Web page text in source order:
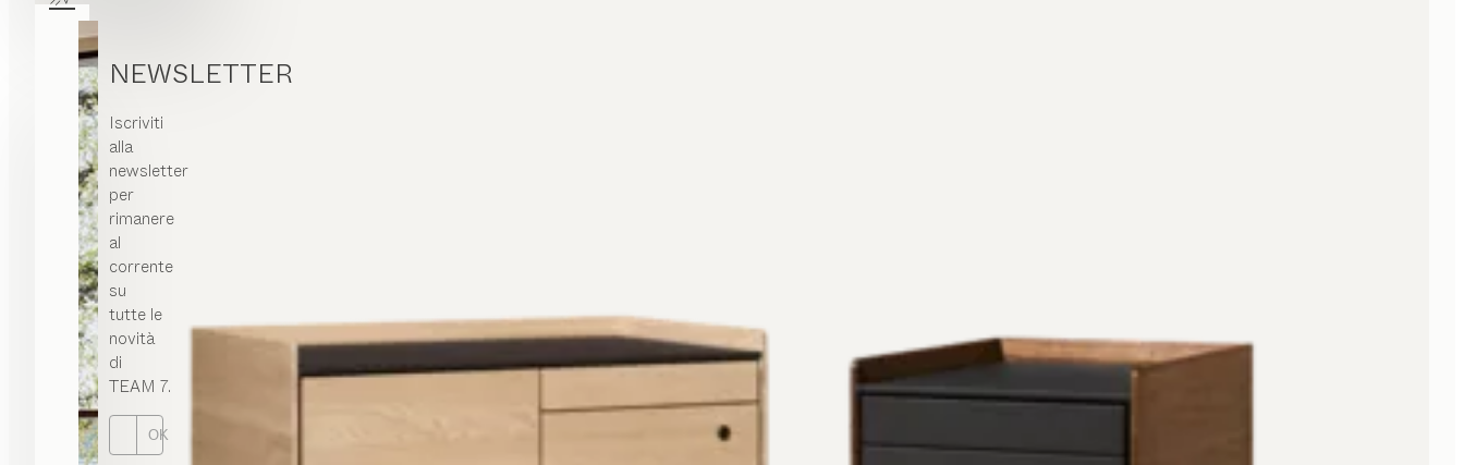
NEWSLETTER
Iscriviti
alla
newsletter
per
rimanere
al
corrente
su
tutte le
novità
di
TEAM 7.
OK